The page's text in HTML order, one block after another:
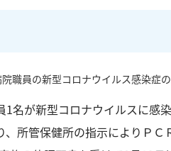
職員の新型コロナウイルス感染症
名が新型コロナウイルスに感
所管保健所の指示によりＰＣ